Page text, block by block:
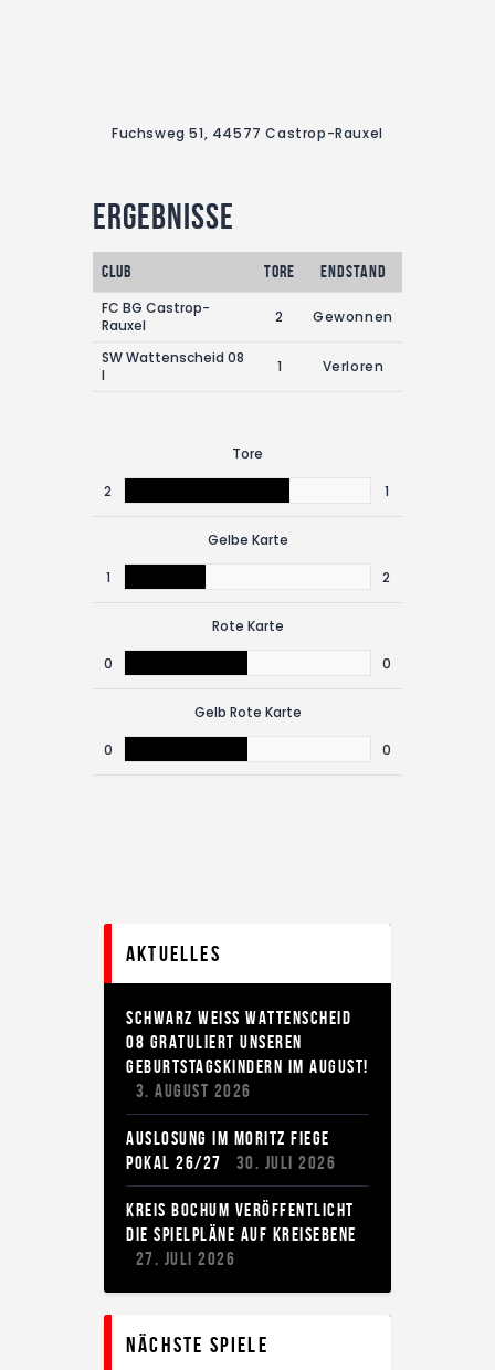
Fuchsweg 51, 44577 Castrop-Rauxel
Ergebnisse
Club Tore
Endstand
FC BG Castrop-
Rauxel
2 Gewonnen
SW Wattenscheid 08
I
1 Verloren
Tore
2
1
Gelbe Karte
1
2
Rote Karte
0
0
Gelb Rote Karte
0
0
Aktuelles
SCHWARZ WEISS WATTENSCHEID 0
8 GRATULIERT UNSEREN G
EBURTSTAGSKINDERN IM AUGUST!
3. AUGUST 2026
AUSLOSUNG IM MORITZ FIEGE
POKAL 26/27
30. JULI 2026
KREIS BOCHUM VERÖFFENTLICHT
DIE SPIELPLÄNE AUF KREISEBENE
27. JULI 2026
Nächste Spiele